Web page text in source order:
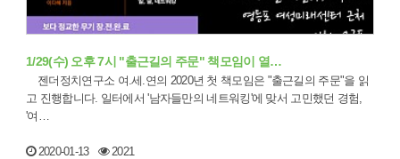
1/29(수) 오후 7시 "출근길의 주문" 책모임이 열…
고 진행합니다. 일터에서 '남자들만의 네트워킹'에 맞서 고민했던 경험,
'여…
2020-01-13 2021